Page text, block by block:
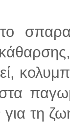
το
για τη